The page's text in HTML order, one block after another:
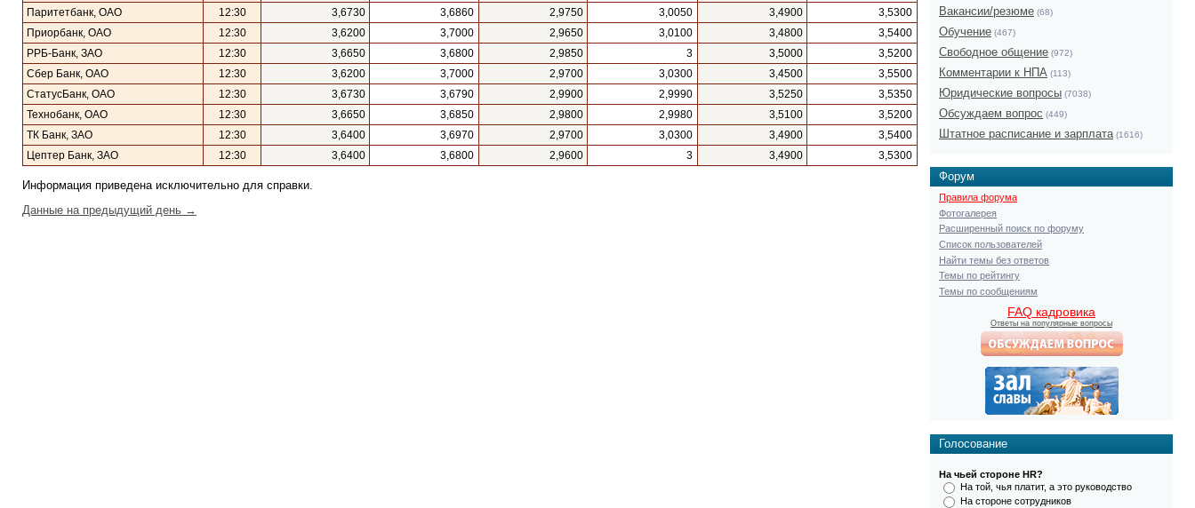
Паритетбанк, ОАО
12:30 3,6730 3,6860 2,9750 3,0050 3,4900
3,5300
Приорбанк, ОАО
12:30 3,6200 3,7000 2,9650 3,0100 3,4800
3,5400
РРБ-Банк, ЗАО
12:30 3,6650 3,6800 2,9850 3 3,5000
3,5200
Сбер Банк, ОАО
12:30 3,6200 3,7000 2,9700 3,0300 3,4500
3,5500
СтатусБанк, ОАО
12:30 3,6730 3,6790 2,9900 2,9990 3,5250
3,5350
Технобанк, ОАО
12:30 3,6650 3,6850 2,9800 2,9980 3,5100
3,5200
ТК Банк, ЗАО
12:30 3,6400 3,6970 2,9700 3,0300 3,4900
3,5400
Цептер Банк, ЗАО
12:30 3,6400 3,6800 2,9600 3 3,4900 3,5300
Информация приведена исключительно для справки.
Данные на предыдущий день →
Вакансии/резюме (68)
Обучение (467)
Свободное общение (972)
Комментарии к НПА (113)
Юридические вопросы (7038)
Обсуждаем вопрос (449)
Штатное расписание и зарплата(1616)
Форум
Правила форума
Фотогалерея
Расширенный поиск по форуму
Список пользователей
Найти темы без ответов
Темы по рейтингу
Темы по сообщениям
FAQ кадровика
Ответы на популярные вопросы
Голосование
На чьей стороне HR?
На той, чья платит, а это руководство
На стороне сотрудников